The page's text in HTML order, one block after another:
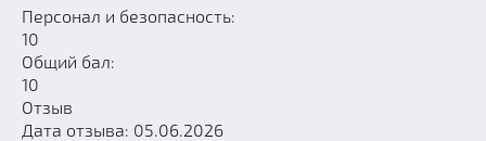
Персонал и безопасность:
10
Общий бал:
10
Отзыв
Дата отзыва: 05.06.2026